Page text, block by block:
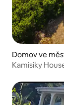
Domov ve
Kamisiky